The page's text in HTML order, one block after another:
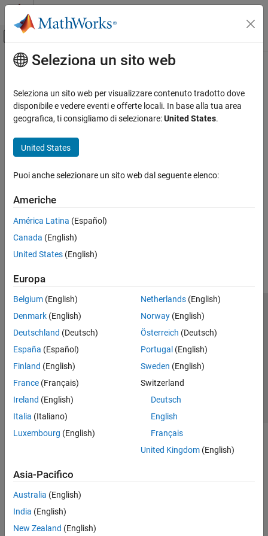
Vai al contenuto
Attiva/disattiva menu di navigazione
Pagina iniziale della documentazione
Contenuto principale
Seleziona un sito web
Seleziona un sito web per visualizzare contenuto tradotto dove
disponibile e vedere eventi e offerte locali. In base alla tua area
geografica, ti consigliamo di selezionare:United States.
United States
Puoi anche selezionare un sito web dal seguente elenco:
Americhe
América Latina (Español)
Canada (English)
United States (English)
Europa
Belgium (English)
Denmark (English)
Deutschland (Deutsch)
España (Español)
Finland (English)
France (Français)
Ireland (English)
Italia (Italiano)
Luxembourg (English)
Netherlands(English)
Norway(English)
Österreich (Deutsch)
Portugal (English)
Sweden (English)
Switzerland
Deutsch
English
Français
United Kingdom(English)
Asia-Pacifico
Australia (English)
India (English)
New Zealand (English)
Centro di fiducia
Informativa sulla privacy
Antipirateria
Stato dell'applicazione
Contatti
© 1994-2026 The MathWorks, Inc.